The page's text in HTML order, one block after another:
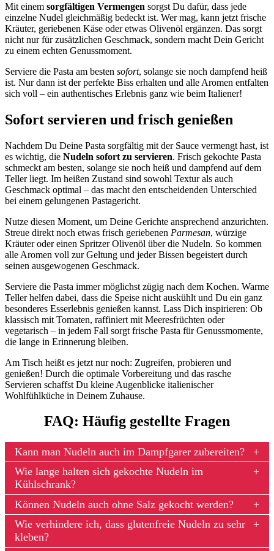
Mit einem sorgfältigen Vermengen sorgst Du dafür, dass jede
einzelne Nudel gleichmäßig bedeckt ist. Wer mag, kann jetzt frische
Kräuter, geriebenen Käse oder etwas Olivenöl ergänzen. Das sorgt
nicht nur für zusätzlichen Geschmack, sondern macht Dein Gericht
zu einem echten Genussmoment.
Serviere die Pasta am besten sofort, solange sie noch dampfend heiß
ist. Nur dann ist der perfekte Biss erhalten und alle Aromen entfalten
sich voll – ein authentisches Erlebnis ganz wie beim Italiener!
Sofort servieren und frisch genießen
Nachdem Du Deine Pasta sorgfältig mit der Sauce vermengt hast, ist
es wichtig, die Nudeln sofort zu servieren. Frisch gekochte Pasta
schmeckt am besten, solange sie noch heiß und dampfend auf dem
Teller liegt. Im heißen Zustand sind sowohl Textur als auch
Geschmack optimal – das macht den entscheidenden Unterschied
bei einem gelungenen Pastagericht.
Nutze diesen Moment, um Deine Gerichte ansprechend anzurichten.
Streue direkt noch etwas frisch geriebenen Parmesan, würzige
Kräuter oder einen Spritzer Olivenöl über die Nudeln. So kommen
alle Aromen voll zur Geltung und jeder Bissen begeistert durch
seinen ausgewogenen Geschmack.
Serviere die Pasta immer möglichst zügig nach dem Kochen. Warme
Teller helfen dabei, dass die Speise nicht auskühlt und Du ein ganz
besonderes Esserlebnis genießen kannst. Lass Dich inspirieren: Ob
klassisch mit Tomaten, raffiniert mit Meeresfrüchten oder
vegetarisch – in jedem Fall sorgt frische Pasta für Genussmomente,
die lange in Erinnerung bleiben.
Am Tisch heißt es jetzt nur noch: Zugreifen, probieren und
genießen! Durch die optimale Vorbereitung und das rasche
Servieren schaffst Du kleine Augenblicke italienischer
Wohlfühlküche in Deinem Zuhause.
FAQ: Häufig gestellte Fragen
Kann man Nudeln auch im Dampfgarer zubereiten?
Wie lange halten sich gekochte Nudeln im
Kühlschrank?
Können Nudeln auch ohne Salz gekocht werden?
Wie verhindere ich, dass glutenfreie Nudeln zu sehr
kleben?